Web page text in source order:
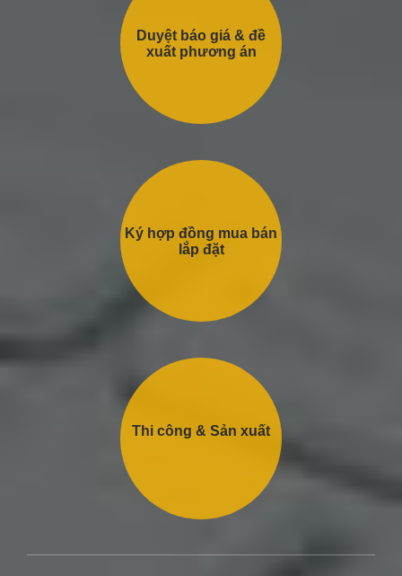
Duyệt báo giá & đề
xuất phương án
Ký hợp đồng mua bán
lắp đặt
Thi công & Sản xuất